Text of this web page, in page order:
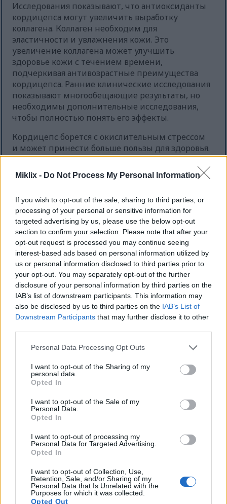
Miklix - Do Not Process My Personal Information
If you wish to opt-out of the sale, sharing to third parties, or
processing of your personal or sensitive information for
targeted advertising by us, please use the below opt-out
section to confirm your selection. Please note that after your
opt-out request is processed you may continue seeing
interest-based ads based on personal information utilized by
us or personal information disclosed to third parties prior to
your opt-out. You may separately opt-out of the further
disclosure of your personal information by third parties on the
IAB’s list of downstream participants. This information may
also be disclosed by us to third parties on the IAB’s List of
Downstream Participants that may further disclose it to other
Please note that this website/app uses one or more Google
not limited to your visit or usage behaviour. You may click to
grant or deny consent to Google and its third-party tags to
use your data for below specified purposes in below Google
consent section.
Personal Data Processing Opt Outs
I want to opt-out of the Sharing of my
personal data.
Opted In
I want to opt-out of the Sale of my
Personal Data.
Opted In
I want to opt-out of processing my
Personal Data for Targeted Advertising.
Opted In
I want to opt-out of Collection, Use,
Retention, Sale, and/or Sharing of my
Personal Data that Is Unrelated with the
Purposes for which it was collected.
Opted Out
Исследования показывают, что антиоксиданты
кордицепса могут увеличить выработку
коллагена. Коллаген необходим для
эластичности и увлажнения кожи. Это
увеличение коллагена может улучшить
здоровье кожи с течением времени,
подчеркивая антивозрастные преимущества
кордицепса. Ранние клинические исследования
показывают многообещающие результаты, но
необходимы дополнительные исследования,
чтобы полностью понять его эффекты.
Кордицепс борется с окислительным стрессом
и может принести больше пользы для здоровья.
Уменьшая количество свободных радикалов, он
может снизить риск хронических заболеваний
и поддержать здоровье клеток. Добавление
стать упреждающим шагом против старения.
Кордицепс и исследования
рака
Область исследований рака сейчас
сосредоточена на природных соединениях с
терапевтическими возможностями. Cordyceps
sinensis, уникальный гриб, показал
многообещающие противораковые эффекты в
замедлить рост опухолей при различных видах
рака, таких как рак легких и печени.
Исследования показывают, что Cordyceps
клеток. Его активные соединения действуют по-
разному, чтобы, возможно, остановить
основном проводились на животных,
результаты вызывают интерес к его пользе для
влияет на опухоли, является ключевым
направлением в исследовании рака.